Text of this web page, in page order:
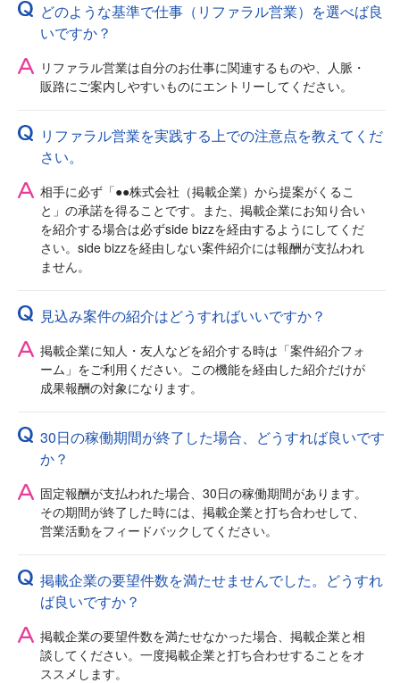
どのような基準で仕事（リファラル営業）を選べば良
いですか？
リファラル営業は自分のお仕事に関連するものや、人脈・
販路にご案内しやすいものにエントリーしてください。
リファラル営業を実践する上での注意点を教えてくだ
さい。
相手に必ず「●●株式会社（掲載企業）から提案がくるこ
と」の承諾を得ることです。また、掲載企業にお知り合い
を紹介する場合は必ずside bizzを経由するようにしてくだ
さい。side bizzを経由しない案件紹介には報酬が支払われ
ません。
見込み案件の紹介はどうすればいいですか？
掲載企業に知人・友人などを紹介する時は「案件紹介フォ
ーム」をご利用ください。この機能を経由した紹介だけが
成果報酬の対象になります。
30日の稼働期間が終了した場合、どうすれば良いです
か？
固定報酬が支払われた場合、30日の稼働期間があります。
その期間が終了した時には、掲載企業と打ち合わせして、
営業活動をフィードバックしてください。
掲載企業の要望件数を満たせませんでした。どうすれ
ば良いですか？
掲載企業の要望件数を満たせなかった場合、掲載企業と相
談してください。一度掲載企業と打ち合わせすることをオ
ススメします。